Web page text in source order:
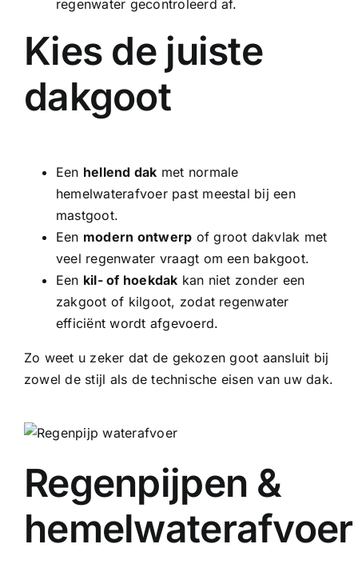
regenwater gecontroleerd af.
Kies de juiste
dakgoot
Een hellend dak met normale
hemelwaterafvoer past meestal bij een
mastgoot.
Een modern ontwerp of groot dakvlak met
veel regenwater vraagt om een bakgoot.
Een kil- of hoekdak kan niet zonder een
zakgoot of kilgoot, zodat regenwater
efficiënt wordt afgevoerd.
Zo weet u zeker dat de gekozen goot aansluit bij
zowel de stijl als de technische eisen van uw dak.
Regenpijpen &
hemelwaterafvoer